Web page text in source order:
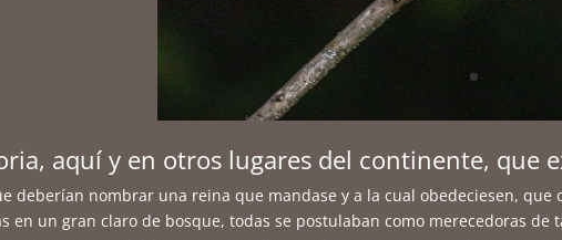
aquí y en otros lugares del continente, que
deberían nombrar una reina que mandase y a la cual obedeciesen,
en un gran claro de bosque, todas se postulaban como merecedoras